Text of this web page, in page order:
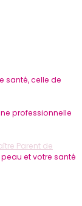
santé, celle de
professionnelle
Parent de
et votre santé